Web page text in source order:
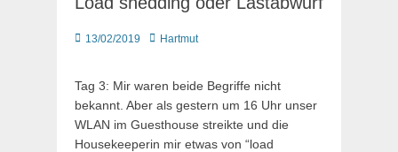
Posted
13/02/2019 AutorHartmut
Tag 3: Mir waren beide Begriffe nicht
bekannt. Aber als gestern um 16 Uhr unser
WLAN im Guesthouse streikte und die
Housekeeperin mir etwas von “load